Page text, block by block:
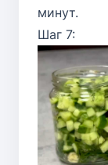
минут.
Шаг 7: